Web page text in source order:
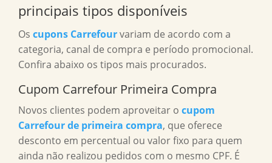
principais tipos disponíveis
Os cupons Carrefourvariam de acordo com a
categoria, canal de compra e período promocional.
Confira abaixo os tipos mais procurados.
Cupom Carrefour Primeira Compra
Novos clientes podem aproveitar o cupom
Carrefour de primeira compra, que oferece
desconto em percentual ou valor fixo para quem
ainda não realizou pedidos com o mesmo CPF. É